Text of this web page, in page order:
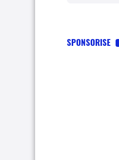
SPONSORISE